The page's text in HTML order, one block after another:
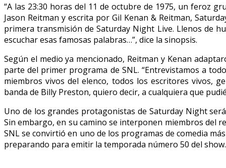
“A las 23:30 horas del 11 de octubre de 1975, un feroz
Jason Reitman y escrita por Gil Kenan & Reitman,
primera transmisión de Saturday Night Live. Llenos de
escuchar esas famosas palabras…”, dice la sinopsis.
Según el medio ya mencionado, Reitman y Kenan
parte del primer programa de SNL. “Entrevistamos a
miembros vivos del elenco, todos los escritores vivos,
banda de Billy Preston, quiero decir, a cualquiera que
Uno de los grandes protagonistas de Saturday Night
Sin embargo, en su camino se interponen miembros del
SNL se convirtió en uno de los programas de comedia
preparando para emitir la temporada número 50 del show.